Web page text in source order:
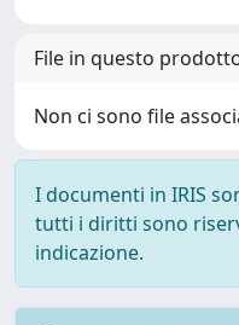
File in questo
Non ci sono file
I documenti in IRIS
tutti i diritti sono
indicazione.